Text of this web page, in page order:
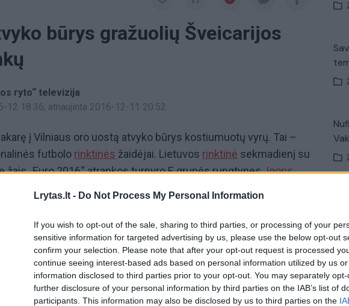
Lrytas.lt - Do Not Process My Personal Information
If you wish to opt-out of the sale, sharing to third parties, or processing of your
sensitive information for targeted advertising by us, please use the below opt-out
confirm your selection. Please note that after your opt-out request is processed
continue seeing interest-based ads based on personal information utilized by us
information disclosed to third parties prior to your opt-out. You may separately
further disclosure of your personal information by third parties on the IAB’s list of
participants. This information may also be disclosed by us to third parties on the
būrys gražuolių Šveicarijos
ryto“ televizija
12 18:36, atnaujinta 2016-12-11 20:52
į Vilniaus oro uostą atvyko būrys kostiumuotų vyrų. Tai –
futbolo rinktinės žaidėjai. Lietuvos rinktinė sekmadienį su
žais „Euro 2016“ atrankos turnyro E grupės rungtynes.Igoris
rezultatas ir tragiškas
rinktinės
futbolininkai Futbolas Vilniaus oro uostas rinktinė